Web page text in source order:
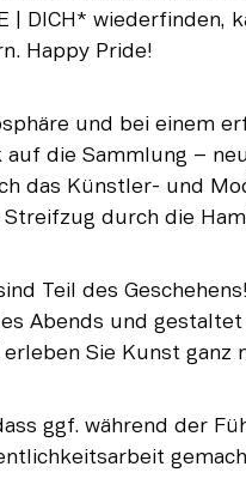
| DICH*
Happy Pride!
und bei einem
die Sammlung –
das Künstler- und
durch die
Teil des
Abends und
Sie Kunst ganz
ggf. während der